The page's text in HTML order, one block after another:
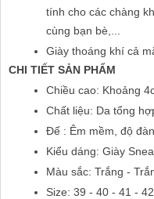
tính cho các chàng
cùng bạn bè,...
Giày thoáng khí cả
CHI TIẾT SẢN PHẨM
Chiều cao: Khoảng
Chất liệu: Da tổng
Đế : Êm mềm, độ
Kiểu dáng: Giày
Màu sắc: Trắng -
Size: 39 - 40 - 41 -